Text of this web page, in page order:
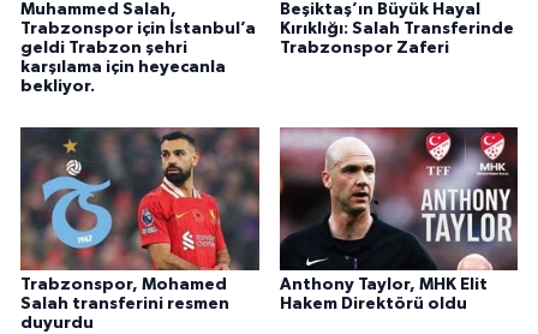
Muhammed Salah,
Trabzonspor için İstanbul’a
geldi Trabzon şehri
karşılama için heyecanla
bekliyor.
Beşiktaş’ın Büyük Hayal
Kırıklığı: Salah Transferinde
Trabzonspor Zaferi
Trabzonspor, Mohamed
Salah transferini resmen
duyurdu
Anthony Taylor, MHK Elit
Hakem Direktörü oldu